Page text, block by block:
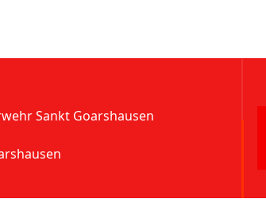
Sankt Goarshausen